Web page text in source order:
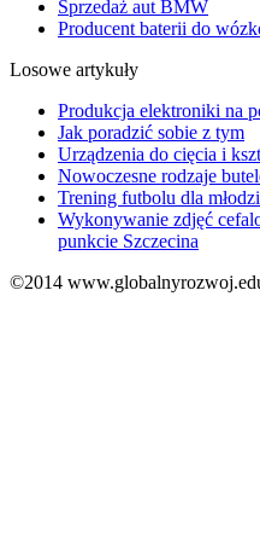
Sprzedaż aut BMW
Producent baterii do
Losowe artykuły
Produkcja elektroniki na
Jak poradzić sobie z tym
Urządzenia do cięcia i
Nowoczesne rodzaje
Trening futbolu dla
Wykonywanie zdjęć
punkcie Szczecina
©2014